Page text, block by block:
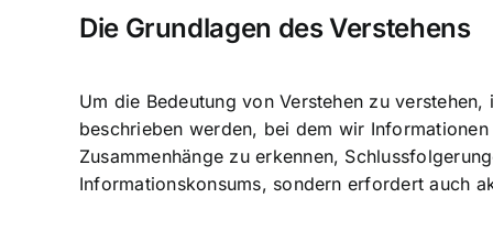
Die Grundlagen des Verstehens
Um die Bedeutung von Verstehen zu
beschrieben werden, bei dem wir
Zusammenhänge zu erkennen,
Informationskonsums, sondern erfordert auch